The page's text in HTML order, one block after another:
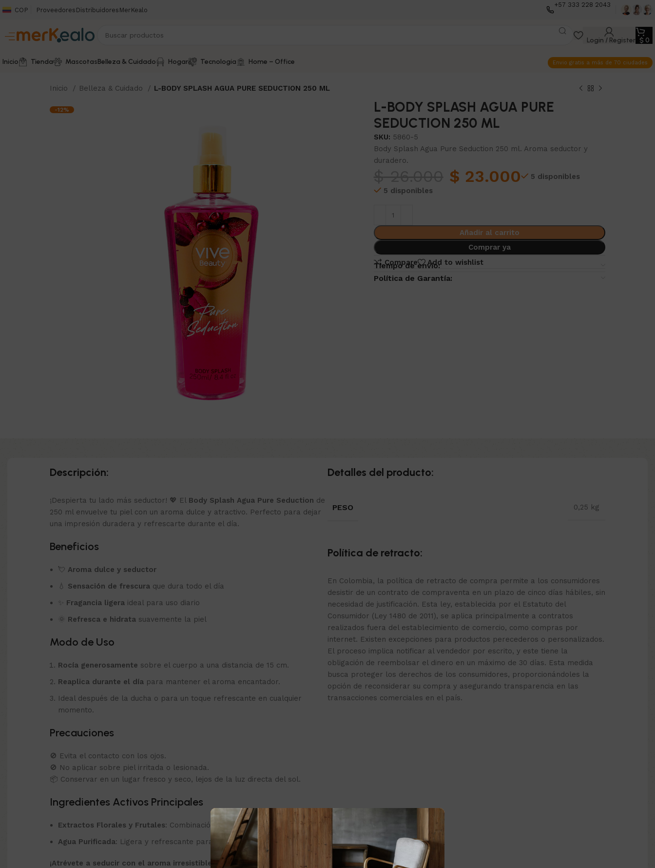
COP Proveedores Distribuidores MerKealo
+57 333 228 2043
Login / Register $ 0
Inicio Tienda MascotasBelleza & Cuidado Hogar Tecnología Home – Office Envio gratis a más de 70 ciudades
Inicio Belleza & Cuidado L-BODY SPLASH AGUA PURE SEDUCTION 250 ML
-12%
L-BODY SPLASH AGUA PURE
SEDUCTION 250 ML
SKU: 5860-5
Body Splash Agua Pure Seduction 250 ml. Aroma seductor y
duradero.
$ 23.000
5 disponibles
5 disponibles
Añadir al carrito
Comprar ya
Compare
Add to wishlist
Tiempo de envio:
Política de Garantía:
Descripción:
¡Despierta tu lado más seductor! 💖 El Body Splash Agua Pure Seduction de
250 ml envuelve tu piel con un aroma dulce y atractivo. Perfecto para dejar
una impresión duradera y refrescarte durante el día.
Beneficios
💘 Aroma dulce y seductor
💧 Sensación de frescura que dura todo el día
Fragancia ligera ideal para uso diario
🌞 Refresca e hidrata suavemente la piel
Modo de Uso
Rocía generosamente sobre el cuerpo a una distancia de 15 cm.
Reaplica durante el día para mantener el aroma encantador.
Ideal después de la ducha o para un toque refrescante en cualquier
momento.
Precauciones
🚫 Evita el contacto con los ojos.
🚫 No aplicar sobre piel irritada o lesionada.
📦 Conservar en un lugar fresco y seco, lejos de la luz directa del sol.
Ingredientes Activos Principales
Extractos Florales y Frutales: Combinación dulce y atractiva.
Agua Purificada: Ligera y refrescante para la piel.
¡Atrévete a seducir con el aroma irresistible de Pure Seduction!
Detalles del producto:
PESO 0,25 kg
Política de retracto:
En Colombia, la política de retracto de compra permite a los consumidores
desistir de un contrato de compraventa en un plazo de cinco días hábiles, sin
necesidad de justificación. Esta ley, establecida por el Estatuto del
Consumidor (Ley 1480 de 2011), se aplica principalmente a contratos
realizados fuera del establecimiento de comercio, como compras por
internet. Existen excepciones para productos perecederos o personalizados.
El proceso implica notificar al vendedor por escrito, y este tiene la
obligación de reembolsar el dinero en un máximo de 30 días. Esta medida
busca proteger los derechos de los consumidores, proporcionándoles la
opción de reconsiderar su compra y asegurando transparencia en las
transacciones comerciales en el país.